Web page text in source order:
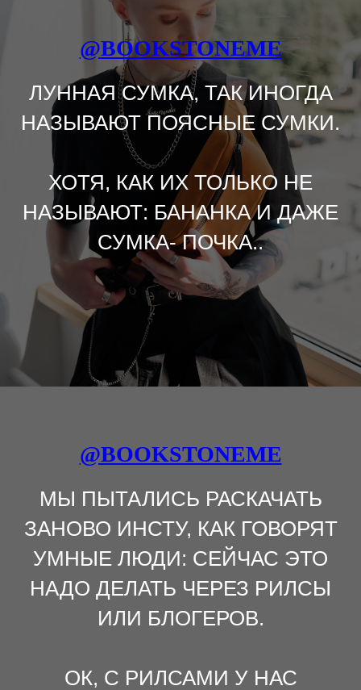
@BOOKSTONEME
ЛУННАЯ СУМКА, ТАК ИНОГДА
НАЗЫВАЮТ ПОЯСНЫЕ СУМКИ.
ХОТЯ, КАК ИХ ТОЛЬКО НЕ
НАЗЫВАЮТ: БАНАНКА И ДАЖЕ
СУМКА- ПОЧКА..
@BOOKSTONEME
МЫ ПЫТАЛИСЬ РАСКАЧАТЬ
ЗАНОВО ИНСТУ, КАК ГОВОРЯТ
УМНЫЕ ЛЮДИ: СЕЙЧАС ЭТО
НАДО ДЕЛАТЬ ЧЕРЕЗ РИЛСЫ
ИЛИ БЛОГЕРОВ.
ОК, С РИЛСАМИ У НАС